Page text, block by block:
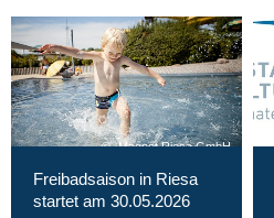
Magnet Riesa GmbH
Freibadsaison in Riesa
startet am 30.05.2026